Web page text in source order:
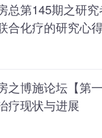
总第145期之研
合化疗的研究心
之博施论坛【第
疗现状与进展